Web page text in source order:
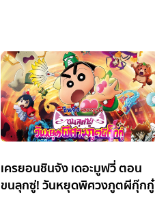
เครยอนชินจัง เดอะมูฟวี่ ตอน
ขนลุกซู่! วันหยุดพิศวงภูตผีกุ๊กกู๋